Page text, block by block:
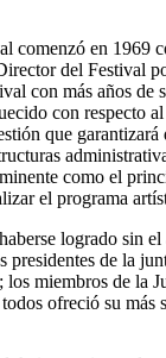
comenzó en 1969
del Festival
con más años
con respecto
que
como el
el programa
logrado sin
presidentes de la
miembros de la
ofreció su